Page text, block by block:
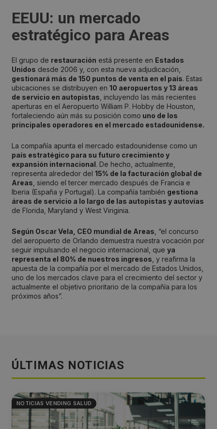
EEUU: un mercado
estratégico para Areas
El grupo de restauración está presente en Estados
Unidos desde 2006 y, con esta nueva adjudicación,
gestionará más de 150 puntos de venta en el país. Estas
ubicaciones se distribuyen en 10 aeropuertos y 13 áreas
de servicio en autopistas , incluyendo las más recientes
aperturas en el Aeropuerto William P. Hobby de Houston,
fortaleciendo aún más su posición como uno de los
principales operadores en el mercado estadounidense.
La compañía apunta el mercado estadounidense como un
país estratégico para su futuro crecimiento y
expansión internacional. De hecho, actualmente,
representa alrededor del 15% de la facturación global de
Areas , siendo el tercer mercado después de Francia e
Iberia (España y Portugal). La compañía también gestiona
áreas de servicio a lo largo de las autopistas y autovías
de Florida, Maryland y West Viriginia.
Según Oscar Vela, CEO mundial de Areas , “el concurso
del aeropuerto de Orlando demuestra nuestra vocación por
seguir impulsando el negocio internacional, que ya
representa el 80% de nuestros ingresos , y reafirma la
apuesta de la compañía por el mercado de Estados Unidos,
uno de los mercados clave para el crecimiento del sector y
actualmente el objetivo prioritario de la compañía para los
próximos años”.
ÚLTIMAS NOTICIAS
NOTICIAS VENDING SALUD